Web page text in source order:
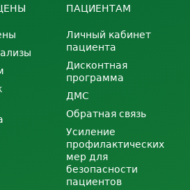
ПАЦИЕНТАМ
Личный кабинет
пациента
Дисконтная
программа
ДМС
Обратная связь
Усиление
профилактических
мер для
безопасности
пациентов